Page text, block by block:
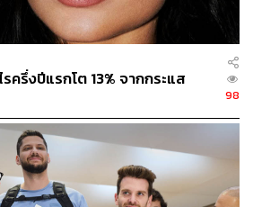
าเริ่มต้นนี้ได้ ซึ่งจะเป็นการกระตุ้นให้
โดยอ้อม
ก็ยังไม่ได้ถูกใจทุกคนเสมอไป ผู้ใช้
อผิดพลาดในการนำทางและความ
นแอป Maps ของตัวเองเป็นค่าเริ่ม
โดยรวมแล้วบ่งชี้ว่า Apple Maps มี
ละเป็นที่ยอมรับมากขึ้นในหมู่ผู้ใช้
รึ่งปีแรกโต 13% จากกระแส
98